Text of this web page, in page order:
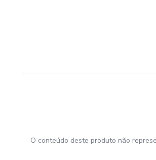
O conteúdo deste produto não